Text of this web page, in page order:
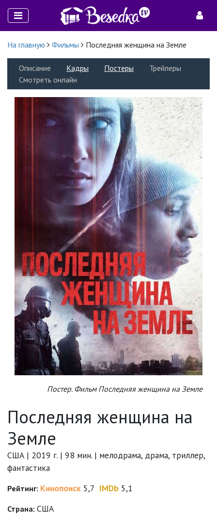
На главную Фильмы Последняя женщина на Земле
Описание Кадры Постеры
Трейлеры
Смотреть онлайн
Постер. Фильм Последняя женщина на Земле
Последняя женщина на
Земле
США | 2019 г. | 98 мин. | мелодрама, драма, триллер,
фантастика
Рейтинг: Кинопоиск 5,7 IMDb 5,1
Страна: США